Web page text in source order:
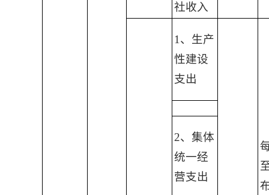
社收入
1、生产
性建设
支出
2、集体
统一经
营支出